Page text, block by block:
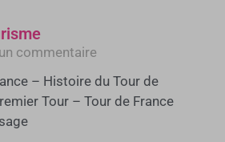
commentaire
– Histoire du Tour de
Tour – Tour de France